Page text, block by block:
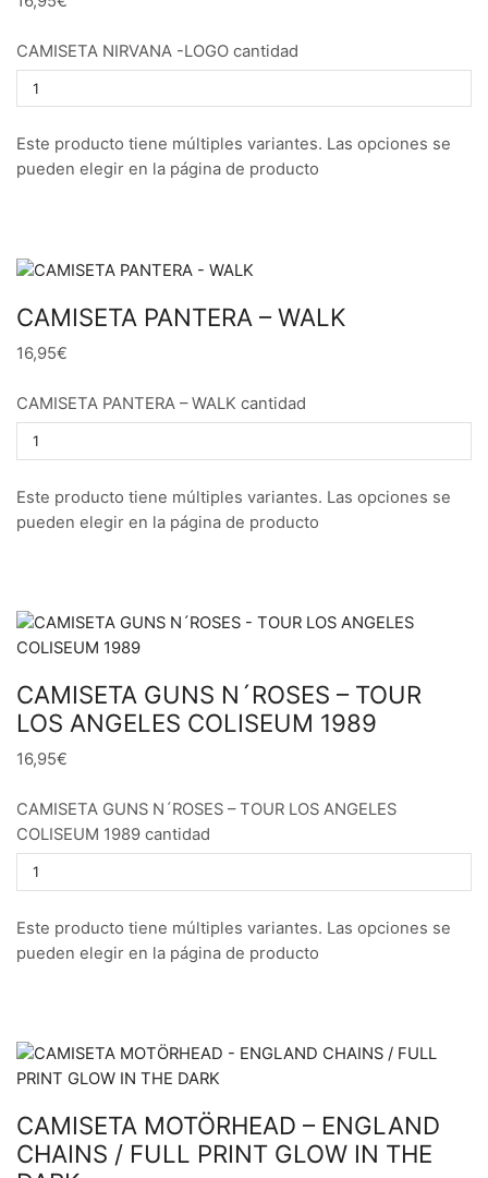
CAMISETA NIRVANA -LOGO cantidad
Este producto tiene múltiples variantes. Las opciones se
pueden elegir en la página de producto
CAMISETA PANTERA – WALK
16,95€
CAMISETA PANTERA – WALK cantidad
Este producto tiene múltiples variantes. Las opciones se
pueden elegir en la página de producto
CAMISETA GUNS N´ROSES – TOUR
LOS ANGELES COLISEUM 1989
16,95€
CAMISETA GUNS N´ROSES – TOUR LOS ANGELES
COLISEUM 1989 cantidad
Este producto tiene múltiples variantes. Las opciones se
pueden elegir en la página de producto
CAMISETA MOTÖRHEAD – ENGLAND
CHAINS / FULL PRINT GLOW IN THE